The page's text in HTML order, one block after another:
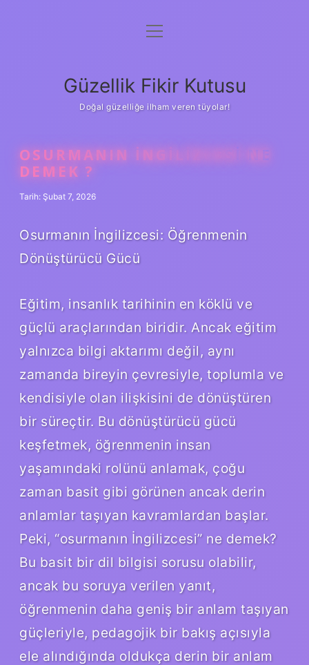
Anasayfa
Yasal Uyarı
menüyü
Güzellik Fikir Kutusu
Doğal güzelliğe ilham veren tüyolar!
OSURMANIN İNGILIZCESI NE
DEMEK ?
Tarih: Şubat 7, 2026
Osurmanın İngilizcesi: Öğrenmenin
Dönüştürücü Gücü
Eğitim, insanlık tarihinin en köklü ve
güçlü araçlarından biridir. Ancak eğitim
yalnızca bilgi aktarımı değil, aynı
zamanda bireyin çevresiyle, toplumla ve
kendisiyle olan ilişkisini de dönüştüren
bir süreçtir. Bu dönüştürücü gücü
keşfetmek, öğrenmenin insan
yaşamındaki rolünü anlamak, çoğu
zaman basit gibi görünen ancak derin
anlamlar taşıyan kavramlardan başlar.
Peki, “osurmanın İngilizcesi” ne demek?
Bu basit bir dil bilgisi sorusu olabilir,
ancak bu soruya verilen yanıt,
öğrenmenin daha geniş bir anlam taşıyan
güçleriyle, pedagojik bir bakış açısıyla
ele alındığında oldukça derin bir anlam